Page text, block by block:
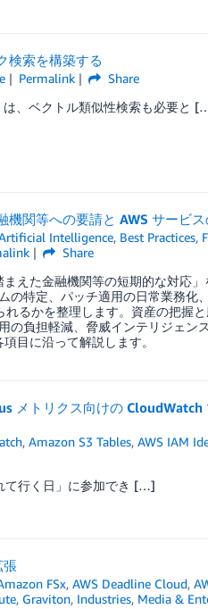
検索を構築する
Permalink
Share
は、ベクトル類似性検索も必要と
関等への要請と AWS サービ
Intelligence, Best Practices,
Share
えた金融機関等の短期的な対応」
の特定、パッチ適用の日常業務化
るかを整理します。資産の把握
負担軽減、脅威インテリジェン
目に沿って解説します。
メトリクス向けの CloudWatch
,Amazon S3 Tables,AWS IAM
て行く日」に参加でき […]
張
FSx,AWS Deadline Cloud,
, Graviton, Industries, Media &